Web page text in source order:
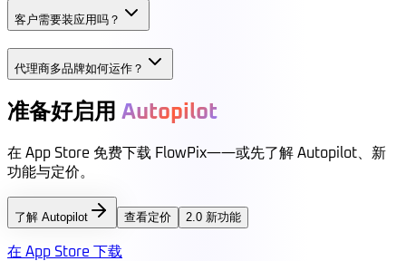
客户需要装应用吗？
代理商多品牌如何运作？
准备好启用 Autopilot
在 App Store 免费下载 FlowPix——或先了解 Autopilot、新
功能与定价。
了解 Autopilot 查看定价 2.0 新功能
在 App Store 下载